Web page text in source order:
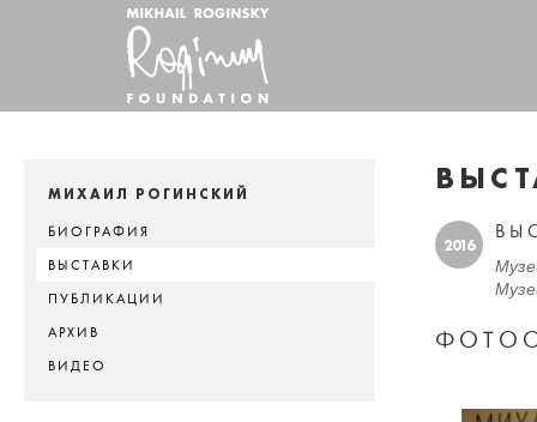
МИХАИЛ РОГИНСКИЙ
БИОГРАФИЯ
ВЫСТАВКИ
ПУБЛИКАЦИИ
АРХИВ
ВИДЕО
2016